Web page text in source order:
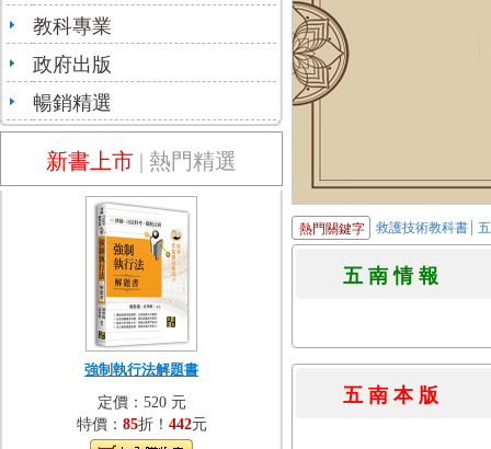
教科專業
政府出版
暢銷精選
新書上市 | 熱門精選
強制執行法解題書
定價：520 元
特價： 85折！ 442元
熱門關鍵字 救護技術教科書
五 南 情
五 南 本